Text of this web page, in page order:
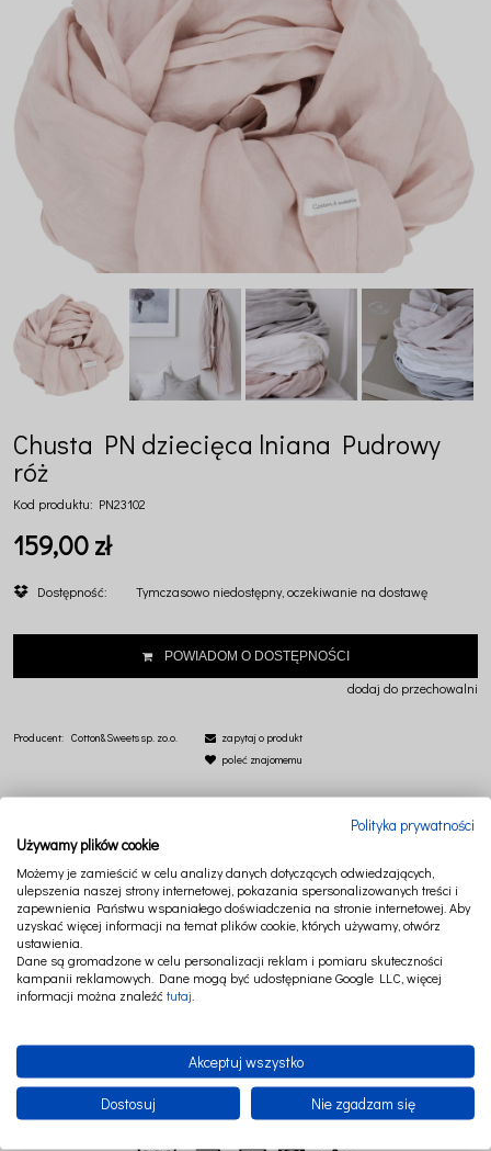
Chusta PN dziecięca lniana Pudrowy
róż
Kod produktu: PN23102
159,00 zł
Dostępność: Tymczasowo niedostępny, oczekiwanie na dostawę
POWIADOM O DOSTĘPNOŚCI
dodaj do przechowalni
Producent: Cotton&Sweets sp. zo.o.
zapytaj o produkt
poleć znajomemu
OPIS PRODUKTY POWIĄZANE
100% lniane chusty Cotton & Sweets to akcesoria niezbędne bez względu na
pogodę. Wysoka przepuszczalność powietrza oraz przewodzenie ciepła
dopełnieniem każdej stylizacji.
Rozmiar: 165 cm x 75 cm
Skład: 100% len
Polityka prywatności
Używamy plików cookie
Możemy je zamieścić w celu analizy danych dotyczących odwiedzających,
ulepszenia naszej strony internetowej, pokazania spersonalizowanych treści i
zapewnienia Państwu wspaniałego doświadczenia na stronie internetowej. Aby
uzyskać więcej informacji na temat plików cookie, których używamy, otwórz
ustawienia.
Dane są gromadzone w celu personalizacji reklam i pomiaru skuteczności
kampanii reklamowych. Dane mogą być udostępniane Google LLC, więcej
informacji można znaleźć tutaj
Akceptuj wszystko
Dostosuj Nie zgadzam się